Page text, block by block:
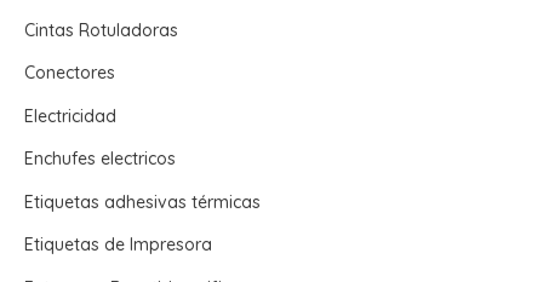
Cintas Rotuladoras
Conectores
Electricidad
Enchufes electricos
Etiquetas adhesivas térmicas
Etiquetas de Impresora